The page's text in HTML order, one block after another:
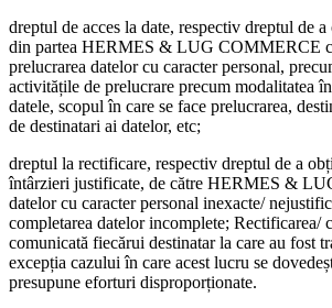
dreptul de acces la date, respectiv dreptul de
din partea HERMES & LUG COMMERCE
prelucrarea datelor cu caracter personal,
activitățile de prelucrare precum modalitatea
datele, scopul în care se face prelucrarea,
de destinatari ai datelor, etc;
dreptul la rectificare, respectiv dreptul de a
întârzieri justificate, de către HERMES &
datelor cu caracter personal inexacte/
completarea datelor incomplete; Rectificarea/
comunicată fiecărui destinatar la care au fost
excepția cazului în care acest lucru se
presupune eforturi disproporționate.